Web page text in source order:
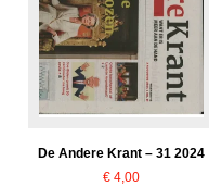
De Andere Krant – 31 2024
€ 4,00